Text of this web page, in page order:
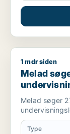
Melad søger
1 mdr siden
Melad
eller
Brabrand
Melad søger
Type